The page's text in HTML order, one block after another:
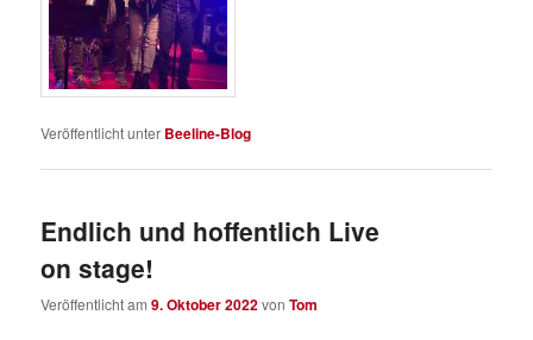
Veröffentlicht unter Beeline-Blog
Endlich und hoffentlich Live
on stage!
Veröffentlicht am9. Oktober 2022vonTom